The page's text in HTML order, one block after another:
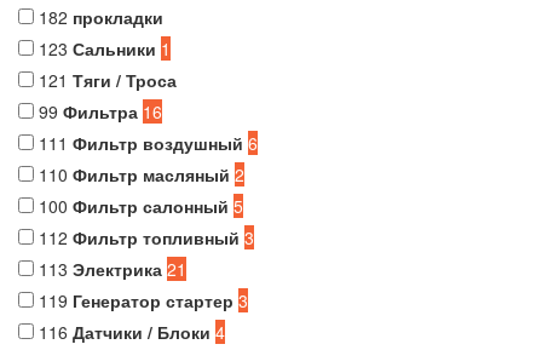
182 прокладки
123 Сальники 1
121 Тяги / Троса
99 Фильтра 16
111 Фильтр воздушный 6
110 Фильтр масляный 2
100 Фильтр салонный 5
112 Фильтр топливный 3
113 Электрика 21
119 Генератор стартер 3
116 Датчики / Блоки 4